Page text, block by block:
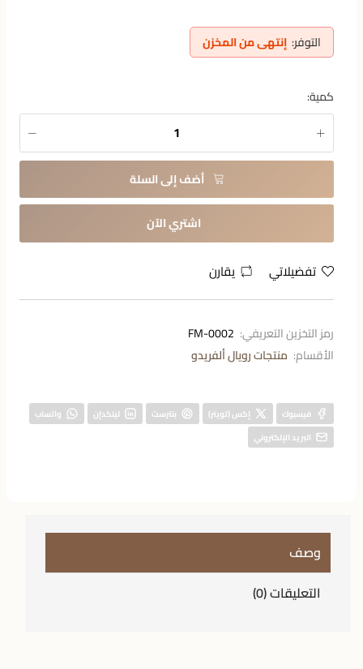
التوفر: إنتهى من المخزن
كمية:
أضف إلى السلة
اشتري الآن
تفضيلاتي يقارن
رمز التخزين التعريفي: FM-0002
الأقسام: منتجات رويال ألفريدو
فيسبوك إكس (تويتر) بنترست لينكدإن
واتساب
البريد الإلكتروني
وصف
التعليقات (0)